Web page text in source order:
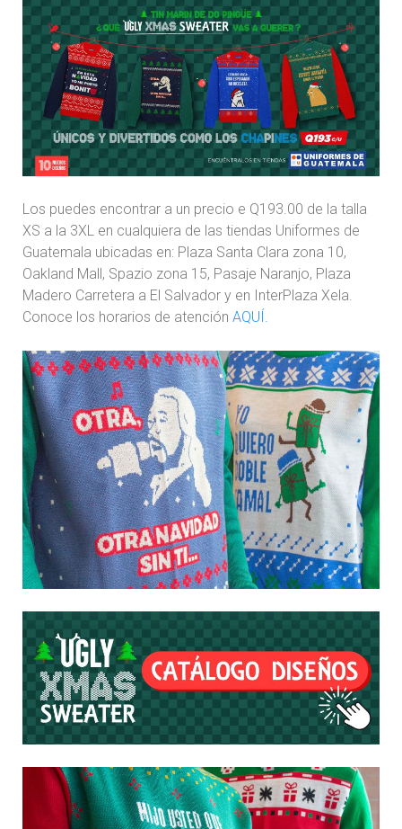
Los puedes encontrar a un precio e Q193.00 de la talla
XS a la 3XL en cualquiera de las tiendas Uniformes de
Guatemala ubicadas en: Plaza Santa Clara zona 10,
Oakland Mall, Spazio zona 15, Pasaje Naranjo, Plaza
Madero Carretera a El Salvador y en InterPlaza Xela.
Conoce los horarios de atención AQUÍ.